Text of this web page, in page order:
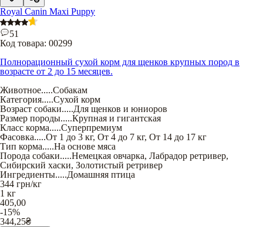
Royal Canin Maxi Puppy
51
Код товара: 00299
Полнорационный сухой корм для щенков крупных пород в
возрасте от 2 до 15 месяцев.
Животное.....Собакам
Категория.....Сухой корм
Возраст собаки.....Для щенков и юниоров
Размер породы.....Крупная и гигантская
Класс корма.....Суперпремиум
Фасовка.....От 1 до 3 кг, От 4 до 7 кг, От 14 до 17 кг
Тип корма.....На основе мяса
Порода собаки.....Немецкая овчарка, Лабрадор ретривер,
Сибирский хаски, Золотистый ретривер
Ингредиенты.....Домашняя птица
344 грн/кг
1 кг
405,00
-15%
344,25₴